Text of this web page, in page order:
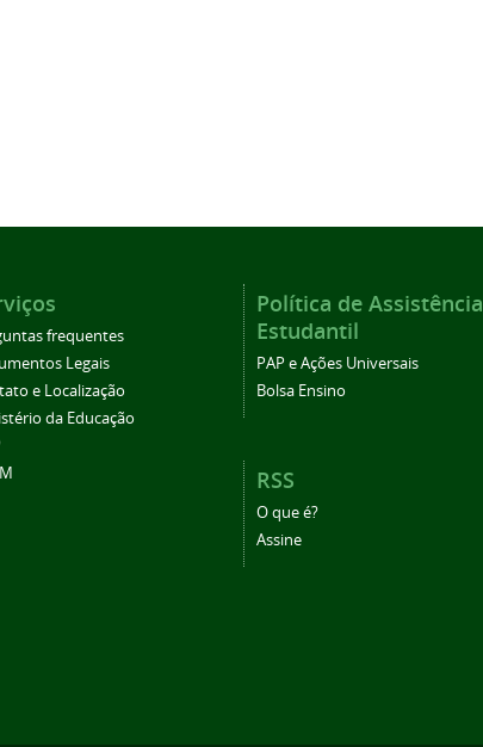
frequentes
Legais
e Localização
da Educação
Política de Assistência
Estudantil
PAP e Ações Universais
Bolsa Ensino
RSS
O que é?
Assine